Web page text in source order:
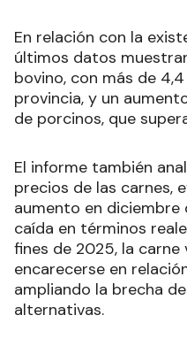
En relación con la
últimos datos
bovino, con más de
provincia, y un
de porcinos, que
El informe también
precios de las carnes,
aumento en diciembre
caída en términos
fines de 2025, la carne
encarecerse en
ampliando la brecha
alternativas.